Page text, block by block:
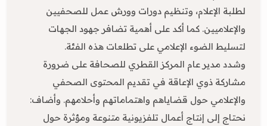
لطلبة الإعلام، وتنظيم دورات وورش عمل للصحفيين
والإعلاميين. كما أكد على أهمية تضافر جهود الجهات
لتسليط الضوء الإعلامي على تطلعات هذه الفئة.
وشدد مدير عام المركز القطري للصحافة على ضرورة
مشاركة ذوي الإعاقة في تقديم المحتوى الصحفي
والإعلامي حول قضاياهم واهتماماتهم وأحلامهم. وأضاف:
نحتاج إلى إنتاج أعمال تلفزيونية متنوعة ومؤثرة حول